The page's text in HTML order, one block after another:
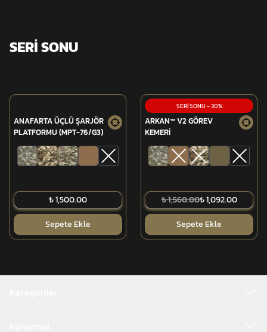
2 kısa kenar taşıma kulpu
Sürüklemeye uygun yapı
2 yıl garanti
SERİ SONU
ANAFARTA ÜÇLÜ ŞARJÖR
PLATFORMU (MPT-76/G3)
₺ 1,500.00
Sepete Ekle
SERİ SONU-30%
ARKAN™ V2 GÖREV
KEMERİ
₺ 1,560.00₺ 1,092.00
Sepete Ekle